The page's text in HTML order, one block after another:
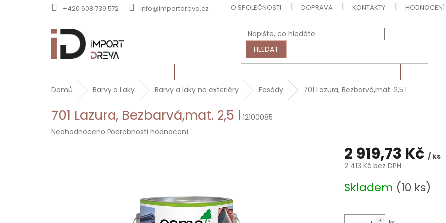
na
+420 608 739 572 info@importdreva.cz O SPOLEČNOSTI DOPRAVA KONTAKTY HODNOCENÍ
HLEDAT
Domů Barvy a Laky Barvy a laky na exteriéry Fasády 701 Lazura, Bezbarvá,mat. 2,5 l
701 Lazura, Bezbarvá,mat. 2,5 l 12100085
Průměrné
Neohodnoceno Podrobnosti hodnocení
2 919,73 Kč / ks
2 413 Kč bez DPH
cena:
Skladem (10 ks)